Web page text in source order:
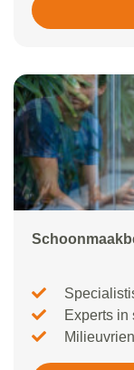
Experts in